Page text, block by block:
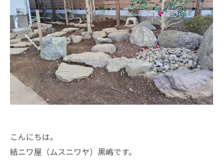
こんにちは。
結ニワ屋（ムスニワヤ）黒嶋です。